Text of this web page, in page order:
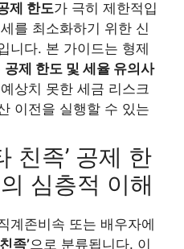
제 한도가 극히 제한적입
를 최소화하기 위한 신
니다. 본 가이드는 형제
공제 한도 및 세율 유의사
상치 못한 세금 리스크
이전을 실행할 수 있는
친족’ 공제 한
심층적 이해
계존비속 또는 배우자에
족’으로 분류됩니다. 이